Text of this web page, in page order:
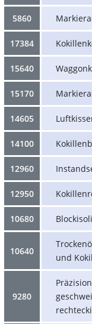
5860
17384
15640
15170
14605
14100
12960
12950
10680
10640
und
9280